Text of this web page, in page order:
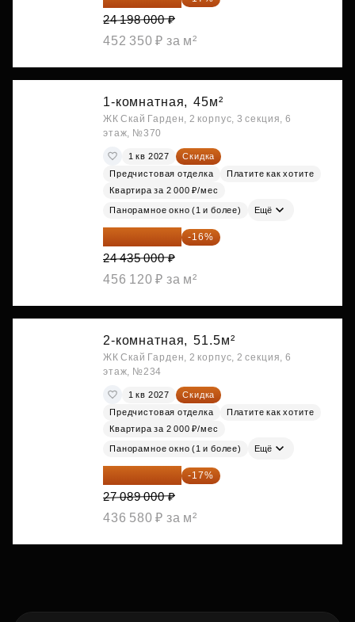
24 198 000 ₽
452 350 ₽ за м²
1-комнатная, 45м²
ЖК Скай Гарден, 2 корпус, 3 секция, 6
этаж, №370
1 кв 2027
Скидка
Предчистовая отделка
Платите как хотите
Квартира за 2 000 ₽/мес
Панорамное окно (1 и более) Ещё
20 525 400 ₽ -16%
24 435 000 ₽
456 120 ₽ за м²
2-комнатная, 51.5м²
ЖК Скай Гарден, 2 корпус, 2 секция, 6
этаж, №234
1 кв 2027
Скидка
Предчистовая отделка
Платите как хотите
Квартира за 2 000 ₽/мес
Панорамное окно (1 и более) Ещё
22 483 870 ₽ -17%
27 089 000 ₽
436 580 ₽ за м²